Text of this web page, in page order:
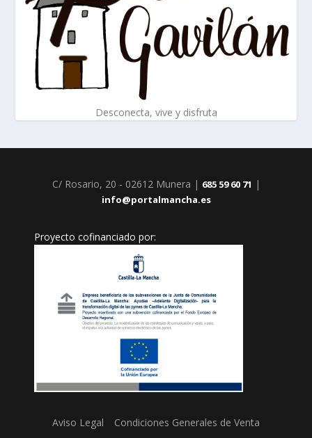
Desconecta, vive y disfruta
C/ Rosario, 20 - 02612 Munera | 685 59 60 71 |
info@portalmancha.es
Proyecto cofinanciado por:
Aviso Legal Condiciones Generales de Venta